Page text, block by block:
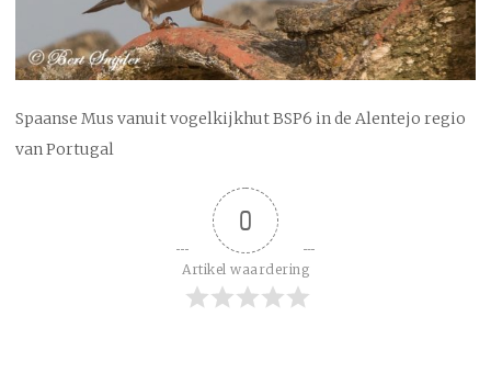
Spaanse Mus vanuit vogelkijkhut BSP6 in de Alentejo regio
van Portugal
0
Artikel waardering